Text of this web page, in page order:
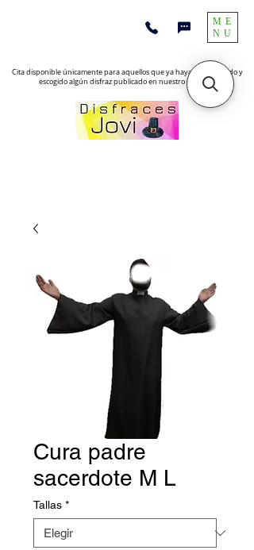
Cita disponible únicamente para aquellos que ya hayan encontrado y
escogido algún disfraz publicado en nuestro sitio web
ME
NU
Cura padre
sacerdote M L
Tallas *